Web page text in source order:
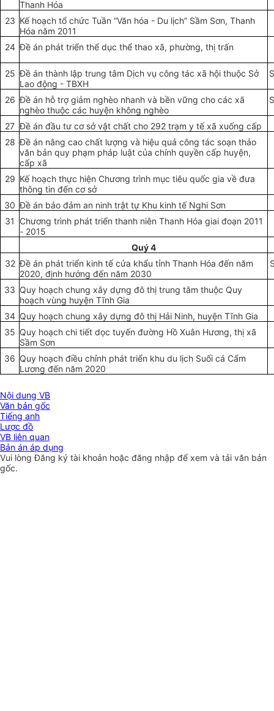
Thanh Hóa
23 Kế hoạch tổ chức Tuần “Văn hóa - Du lịch” Sầm Sơn, Thanh
Hóa năm 2011
24 Đề án phát triển thể dục thể thao xã, phường, thị trấn
25 Đề án thành lập trung tâm Dịch vụ công tác xã hội thuộc Sở
Lao động - TBXH
26 Đề án hỗ trợ giảm nghèo nhanh và bền vững cho các xã
nghèo thuộc các huyện không nghèo
27 Đề án đầu tư cơ sở vật chất cho 292 trạm y tế xã xuống cấp
28 Đề án nâng cao chất lượng và hiệu quả công tác soạn thảo
văn bản quy phạm pháp luật của chính quyền cấp huyện,
cấp xã
29 Kế hoạch thực hiện Chương trình mục tiêu quốc gia về đưa
thông tin đến cơ sở
30 Đề án bảo đảm an ninh trật tự Khu kinh tế Nghi Sơn
31
Chương trình phát triển thanh niên Thanh Hóa giai đoạn 2011
- 2015
Quý 4
32 Đề án phát triển kinh tế cửa khẩu tỉnh Thanh Hóa đến năm
2020, định hướng đến năm 2030
33 Quy hoạch chung xây dựng đô thị trung tâm thuộc Quy
hoạch vùng huyện Tĩnh Gia
34 Quy hoạch chung xây dựng đô thị Hải Ninh, huyện Tĩnh Gia
35 Quy hoạch chi tiết dọc tuyến đường Hồ Xuân Hương, thị xã
Sầm Sơn
36 Quy hoạch điều chỉnh phát triển khu du lịch Suối cá Cẩm
Lương đến năm 2020
Nội dung VB
Văn bản gốc
Tiếng anh
Lược đồ
VB liên quan
Bản án áp dụng
Vui lòngĐăng ký tài khoản hoặc đăng nhập để xem và tải văn bản
gốc.